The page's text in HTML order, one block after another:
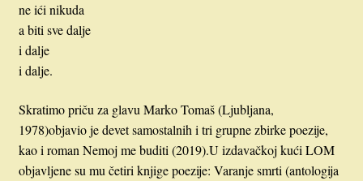
ne ići nikuda
a biti sve dalje
i dalje
i dalje.
Skratimo priču za glavu Marko Tomaš (Ljubljana,
1978)objavio je devet samostalnih i tri grupne zbirke poezije,
kao i roman Nemoj me buditi (2019).U izdavačkoj kući LOM
objavljene su mu četiri knjige poezije: Varanje smrti (antologija